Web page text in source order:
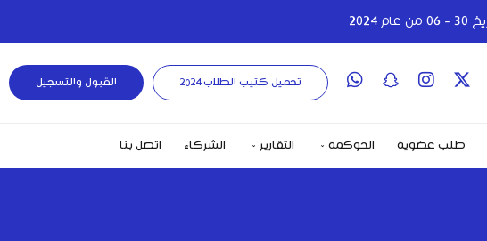
تحميل كتيب الطلاب 2024 القبول والتسجيل
طلب عضوية الحوكمة التقارير الشركاء اتصل بنا